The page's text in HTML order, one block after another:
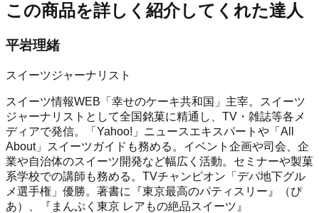
この商品を詳しく紹介してくれた達人
平岩理緒
スイーツジャーナリスト
スイーツ情報WEB「幸せのケーキ共和国」主宰。スイーツ
ジャーナリストとして全国銘菓に精通し、TV・雑誌等各メ
ディアで発信。「Yahoo!」ニュースエキスパートや「All
About」スイーツガイドも務める。イベント企画や司会、企
業や自治体のスイーツ開発など幅広く活動。セミナーや製菓
系学校での講師も務める。TVチャンピオン「デパ地下グル
メ選手権」優勝。著書に『東京最高のパティスリー』（ぴ
あ）、『まんぷく東京 レアもの絶品スイーツ』